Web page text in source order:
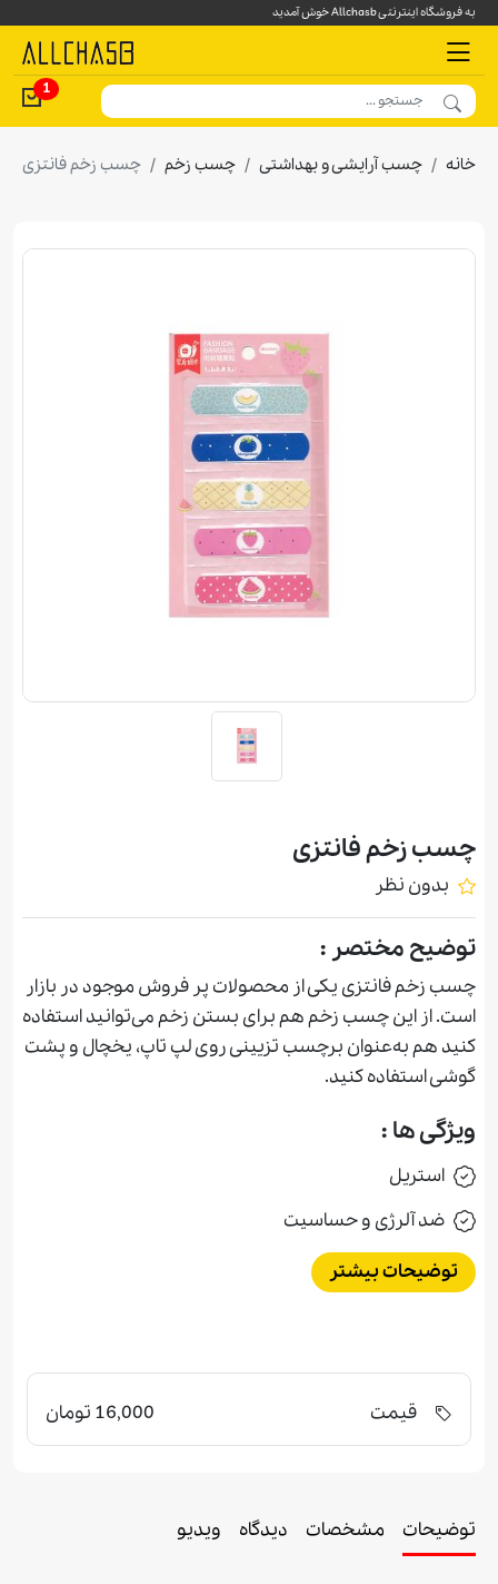
به فروشگاه اینترنتی Allchasb خوش آمدید
1
خانه چسب آرايشی و بهداشتی چسب زخم چسب زخم فانتزی
چسب زخم فانتزی
بدون نظر
توضیح مختصر :
چسب زخم فانتزی يكی از محصولات پر فروش موجود در بازار
است. از اين چسب زخم هم برای بستن زخم می‌توانيد استفاده
كنيد هم به‌عنوان برچسب تزيينی روی لپ تاپ، يخچال و پشت
گوشی استفاده كنيد.
ویژگی ها :
استريل
ضد آلرژی و حساسيت
توضیحات بیشتر
قیمت 16,000 تومان
توضیحات مشخصات دیدگاه ویدیو